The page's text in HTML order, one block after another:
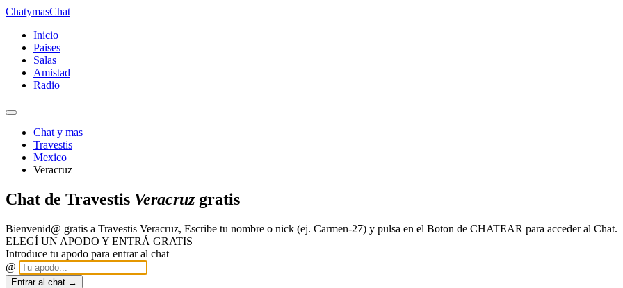
ChatymasChat
Inicio
Paises
Salas
Amistad
Radio
Chat y mas
Travestis
Mexico
Veracruz
Chat de Travestis Veracruzgratis
Bienvenid@ gratis a Travestis Veracruz, Escribe tu nombre o nick (ej. Carmen-27) y pulsa en el Boton de CHATEAR para acceder al Chat.
ELEGÍ UN APODO Y ENTRÁ GRATIS
Introduce tu apodo para entrar al chat
@
Entrar al chat →